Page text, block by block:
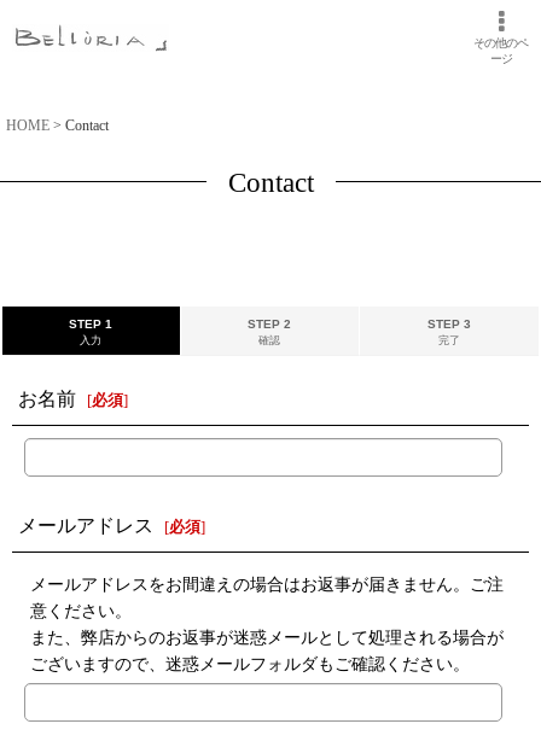
その他のペ
ージ
HOME > Contact
Contact
STEP 1
入力
STEP 2
確認
STEP 3
完了
お名前 [必須]
メールアドレス [必須]
メールアドレスをお間違えの場合はお返事が届きません。ご注
意ください。
また、弊店からのお返事が迷惑メールとして処理される場合が
ございますので、迷惑メールフォルダもご確認ください。